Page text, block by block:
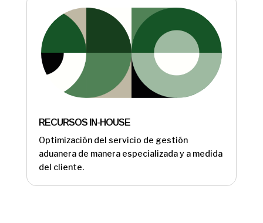
RECURSOS IN-HOUSE
Optimización del servicio de gestión
aduanera de manera especializada y a medida
del cliente.